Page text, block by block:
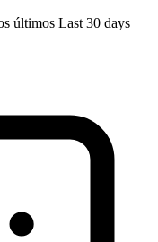
últimos Last 30 days